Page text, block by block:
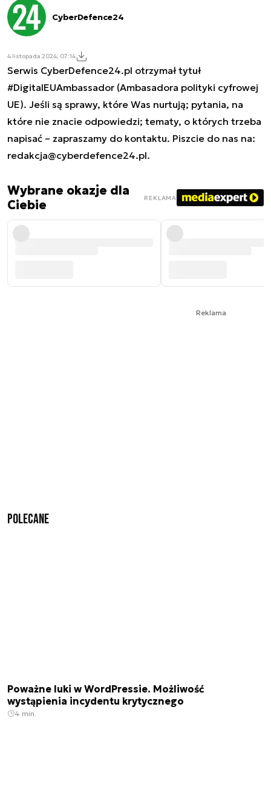
CyberDefence24
4 listopada 2024, 07:14
Serwis CyberDefence24.pl otrzymał tytuł
#DigitalEUAmbassador (Ambasadora polityki cyfrowej
UE). Jeśli są sprawy, które Was nurtują; pytania, na
które nie znacie odpowiedzi; tematy, o których trzeba
napisać – zapraszamy do kontaktu. Piszcie do nas na:
redakcja@cyberdefence24.pl.
Wybrane okazje dla
Ciebie
REKLAMA
Reklama
Polecane
Poważne luki w WordPressie. Możliwość
wystąpienia incydentu krytycznego
4 min.